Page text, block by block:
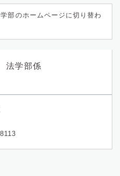
部のホームページに切り替わ
法学部係